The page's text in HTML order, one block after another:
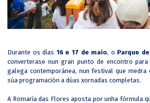
Durante os días 16 e 17 de maio, o Parque
converterase nun gran punto de encontro
galega contemporánea, nun festival que medra
súa programación a dúas xornadas completas.
A Romaría das Flores aposta por unha fórmula